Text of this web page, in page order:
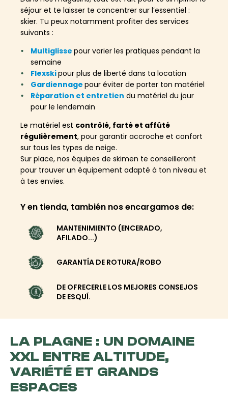
séjour et te laisser te concentrer sur l’essentiel :
skier. Tu peux notamment profiter des services
suivants :
Multiglisse pour varier les pratiques pendant la
semaine
Flexskipour plus de liberté dans ta location
Gardiennage pour éviter de porter ton matériel
Réparation et entretien du matériel du jour
pour le lendemain
Le matériel est contrôlé, farté et affûté
régulièrement, pour garantir accroche et confort
sur tous les types de neige.
Sur place, nos équipes de skimen te conseilleront
pour trouver un équipement adapté à ton niveau et
à tes envies.
Y en tienda, también nos encargamos de:
MANTENIMIENTO (ENCERADO,
AFILADO...)
GARANTÍA DE ROTURA/ROBO
DE OFRECERLE LOS MEJORES CONSEJOS
DE ESQUÍ.
LA PLAGNE : UN DOMAINE
XXL ENTRE ALTITUDE,
VARIÉTÉ ET GRANDS
ESPACES